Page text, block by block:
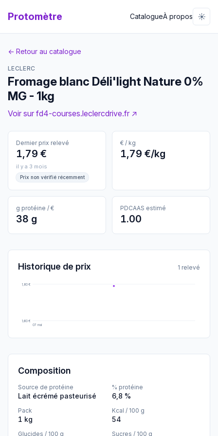
Protomètre CatalogueÀ propos ☀️
← Retour au catalogue
LECLERC
Fromage blanc Déli'light Nature 0%
MG - 1kg
Voir sur fd4-courses.leclercdrive.fr ↗
Dernier prix relevé
1,79 €
il y a 3 mois
Prix non vérifié récemment
€ / kg
1,79 €/kg
g protéine / €
38 g
PDCAAS estimé
1.00
Historique de prix 1 relevé
1,60 €
1,80 €
07 mai
Composition
Source de protéine
Lait écrémé pasteurisé
% protéine
6,8 %
Pack
1 kg
Kcal / 100 g
54
Glucides / 100 g Sucres / 100 g